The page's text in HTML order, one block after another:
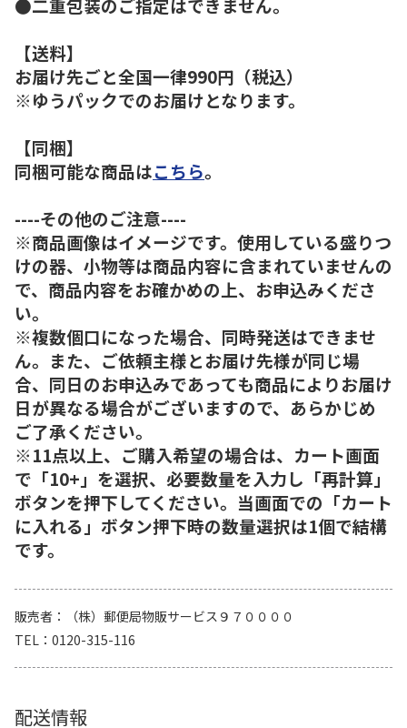
【送料】
お届け先ごと全国一律990円（税込）
※ゆうパックでのお届けとなります。
【同梱】
同梱可能な商品はこちら。
----その他のご注意----
※商品画像はイメージです。使用している盛りつ
けの器、小物等は商品内容に含まれていませんの
で、商品内容をお確かめの上、お申込みくださ
い。
※複数個口になった場合、同時発送はできませ
ん。また、ご依頼主様とお届け先様が同じ場
合、同日のお申込みであっても商品によりお届け
日が異なる場合がございますので、あらかじめ
ご了承ください。
※11点以上、ご購入希望の場合は、カート画面
で「10+」を選択、必要数量を入力し「再計算」
ボタンを押下してください。当画面での「カート
に入れる」ボタン押下時の数量選択は1個で結構
です。
販売者
（株）郵便局物販サービス９７００００
TEL
0120-315-116
配送情報